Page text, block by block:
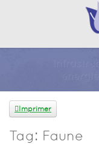
Imprimer
Tag: Faune